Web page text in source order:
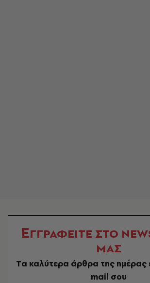
ΕΓΓΡΑΦΕΙΤΕ ΣΤΟ
ΜΑΣ
Tα καλύτερα άρθρα της ημέρας
mail σου